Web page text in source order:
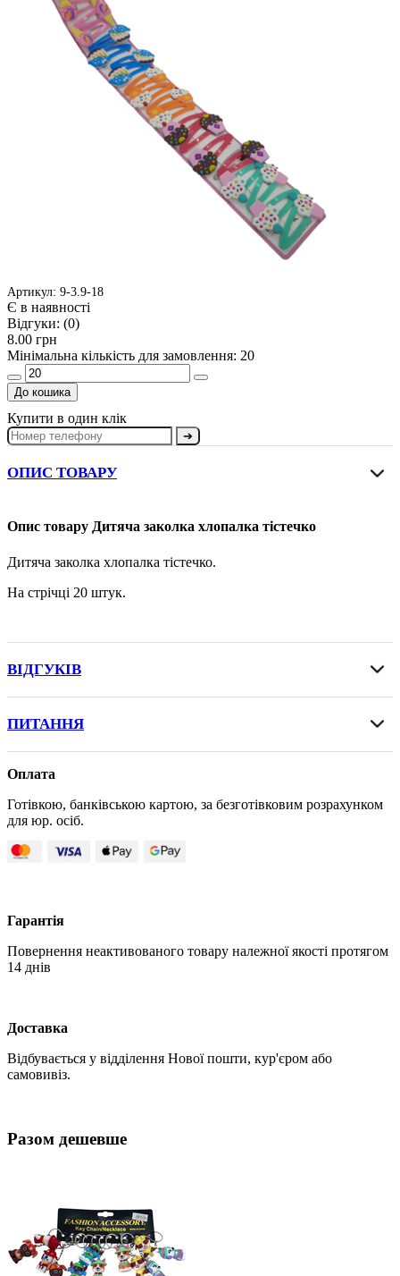
Артикул: 9-3.9-18
Є в наявності
Відгуки: (0)
8.00 грн
Мінімальна кількість для замовлення: 20
До кошика
Купити в один клік
➔
ОПИС ТОВАРУ
Опис товару Дитяча заколка хлопалка тістечко
Дитяча заколка хлопалка тістечко.
На стрічці 20 штук.
ВІДГУКІВ
ПИТАННЯ
Оплата
Готівкою, банківською картою, за безготівковим розрахунком
для юр. осіб.
Гарантія
Повернення неактивованого товару належної якості протягом
14 днів
Доставка
Відбувається у відділення Нової пошти, кур'єром або
самовивіз.
Разом дешевше